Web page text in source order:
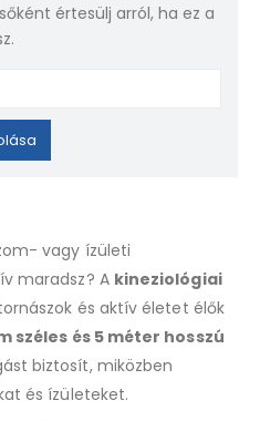
értesülj arról, ha ez a
vagy ízületi
maradsz? A kineziológiai
és aktív életet élők
széles és 5 méter hosszú
biztosít, miközben
és ízületeket.